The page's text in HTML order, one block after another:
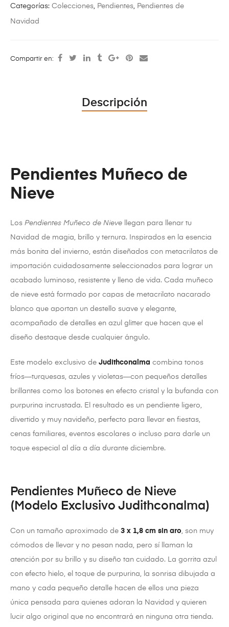
Categorías: Colecciones, Pendientes, Pendientes de
Navidad
Compartir en:
Descripción
Pendientes Muñeco de
Nieve
Los Pendientes Muñeco de Nieve llegan para llenar tu
Navidad de magia, brillo y ternura. Inspirados en la esencia
más bonita del invierno, están diseñados con metacrilatos de
importación cuidadosamente seleccionados para lograr un
acabado luminoso, resistente y lleno de vida. Cada muñeco
de nieve está formado por capas de metacrilato nacarado
blanco que aportan un destello suave y elegante,
acompañado de detalles en azul glitter que hacen que el
diseño destaque desde cualquier ángulo.
Este modelo exclusivo de Judithconalma combina tonos
fríos—turquesas, azules y violetas—con pequeños detalles
brillantes como los botones en efecto cristal y la bufanda con
purpurina incrustada. El resultado es un pendiente ligero,
divertido y muy navideño, perfecto para llevar en fiestas,
cenas familiares, eventos escolares o incluso para darle un
toque especial al día a día durante diciembre.
Pendientes Muñeco de Nieve
(Modelo Exclusivo Judithconalma)
Con un tamaño aproximado de 3 x 1,8 cm sin aro , son muy
cómodos de llevar y no pesan nada, pero sí llaman la
atención por su brillo y su diseño tan cuidado. La gorrita azul
con efecto hielo, el toque de purpurina, la sonrisa dibujada a
mano y cada pequeño detalle hacen de ellos una pieza
única pensada para quienes adoran la Navidad y quieren
lucir algo original que no encontrará en ninguna otra tienda.